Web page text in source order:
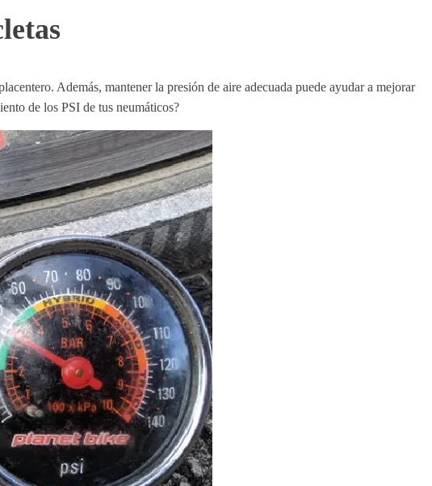
Además, mantener la presión de aire adecuada puede ayudar a mejorar
de los PSI de tus neumáticos?